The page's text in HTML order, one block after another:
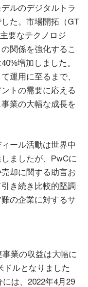
ルのデジタルトラ
た。市場開拓（GT
要なテクノロジ
関係を強化するこ
増加しました。
運用に至るまで、
トの需要に応える
業の大幅な成長を
ール活動は世界中
ましたが、PwCに
却に関する助言お
き続き比較的堅調
の企業に対するサ
業の収益は大幅に
ドルとなりました
には、2022年4月29